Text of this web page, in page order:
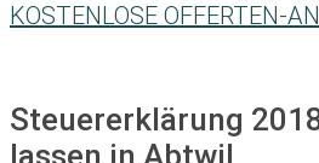
KOSTENLOSE OFFERTEN-
Steuererklärung